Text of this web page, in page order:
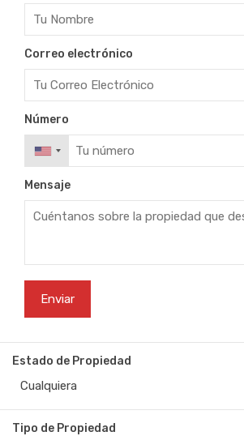
Correo electrónico
Número
Mensaje
Estado de Propiedad
Cualquiera
Tipo de Propiedad